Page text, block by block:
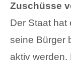
Zuschüsse
Der Staat hat
seine Bürger
aktiv werden.